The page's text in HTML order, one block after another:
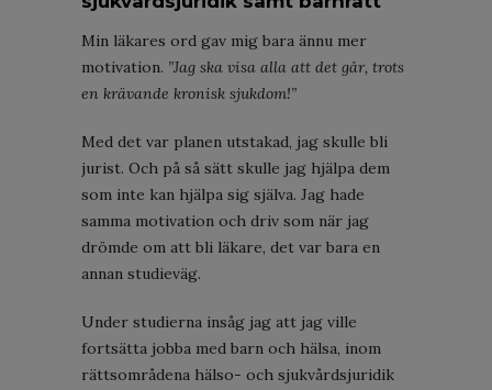
Min läkares ord gav mig bara ännu mer
motivation. ”Jag ska visa alla att det går, trots
en krävande kronisk sjukdom!”
Med det var planen utstakad, jag skulle bli
jurist. Och på så sätt skulle jag hjälpa dem
som inte kan hjälpa sig själva. Jag hade
samma motivation och driv som när jag
drömde om att bli läkare, det var bara en
annan studieväg.
Under studierna insåg jag att jag ville
fortsätta jobba med barn och hälsa, inom
rättsområdena hälso- och sjukvårdsjuridik